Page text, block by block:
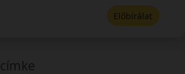
Előbírálat